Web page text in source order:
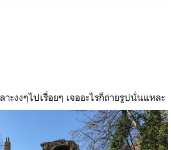
าะงงๆไปเรื่อยๆ เจออะไรก็ถ่ายรูปนั่นแหละ